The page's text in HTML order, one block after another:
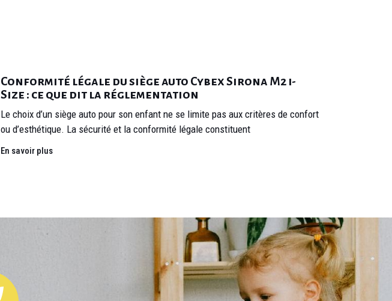
Conformité légale du siège auto Cybex Sirona M2 i-
Size : ce que dit la réglementation
Le choix d’un siège auto pour son enfant ne se limite pas aux critères de confort
ou d’esthétique. La sécurité et la conformité légale constituent
En savoir plus